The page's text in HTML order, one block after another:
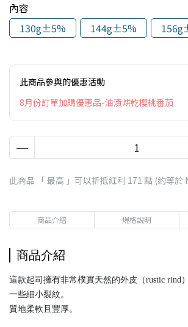
內容
130g±5%
144g±5%
此商品參與的優惠活動
8月份訂單加購優惠品-油漬烘乾櫻桃番茄
此商品 「 最高 」可以折抵紅利 171 點 (約等於
商品介紹 規格說明
商品介紹
這款起司擁有非常樸實天然的外皮（rustic rind
一些細小裂紋。
質地柔軟且豐厚。